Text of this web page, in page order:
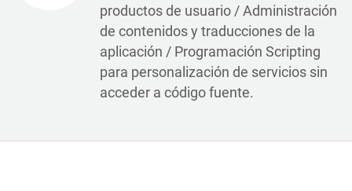
productos de usuario / Administración
de contenidos y traducciones de la
aplicación / Programación Scripting
para personalización de servicios sin
acceder a código fuente.